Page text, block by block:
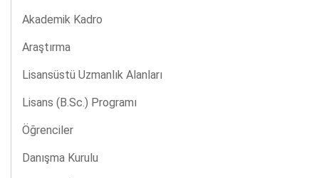
Akademik Kadro
Araştırma
Lisansüstü Uzmanlık Alanları
Lisans (B.Sc.) Programı
Öğrenciler
Danışma Kurulu